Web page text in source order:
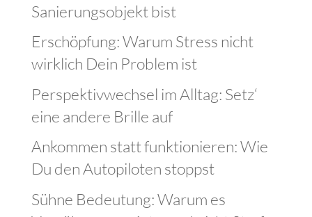
Sanierungsobjekt bist
Erschöpfung: Warum Stress nicht
wirklich Dein Problem ist
Perspektivwechsel im Alltag: Setz‘
eine andere Brille auf
Ankommen statt funktionieren: Wie
Du den Autopiloten stoppst
Sühne Bedeutung: Warum es